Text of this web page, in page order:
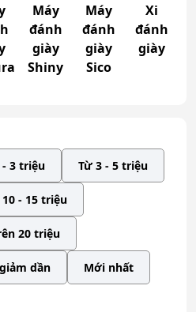
Máy
đánh
giày
Shiny
Máy
đánh
giày
Sico
Xi
đánh
giày
- 3 triệu Từ 3 - 5 triệu
- 15 triệu
20 triệu
dần Mới nhất